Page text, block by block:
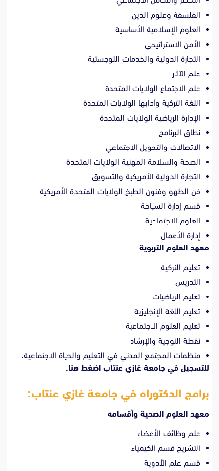
الفلسفة وعلوم الدين
العلوم الإسلامية الأساسية
الأمن الاستراتيجي
التجارة الدولية والخدمات اللوجستية
علم الآثار
علم الاجتماع الولايات المتحدة
اللغة التركية وآدابها الولايات المتحدة
الإدارة الرياضية الولايات المتحدة
نطاق البرنامج
الاتصالات والتحويل الاجتماعي
الصحة والسلامة المهنية الولايات المتحدة
التجارة الدولية الأمريكية والتسويق
فن الطهو وفنون الطبخ الولايات المتحدة الأمريكية
قسم إدارة السياحة
العلوم الاجتماعية
إدارة الأعمال
معهد العلوم التربوية
تعليم التركية
التدريس
تعليم الرياضيات
تعليم اللغة الإنجليزية
تعليم العلوم الاجتماعية
نقطة التوجية والإرشاد
منظمات المجتمع المدني في التعليم والحياة الاجتماعية.
للتسجيل في جامعة غازي عنتاب اضغط هنا.
برامج الدكتوراه في جامعة غازي عنتاب:
معهد العلوم الصحية وأقسامه
علم وظائف الأعضاء
التشريح قسم الكيمياء
قسم علم الأدوية